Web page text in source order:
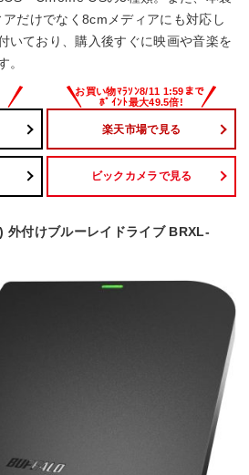
だけでなく8cmメディアにも対応し
いており、購入後すぐに映画や音楽を
。
楽天市場で見る
ビックカメラで見る
外付けブルーレイドライブ BRXL-